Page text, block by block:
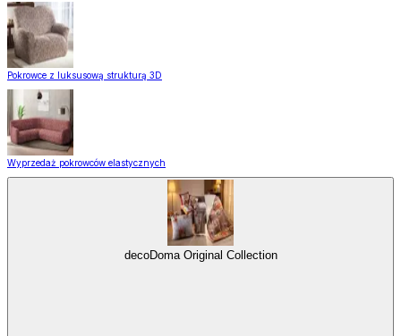
Pokrowce z luksusową strukturą 3D
Wyprzedaż pokrowców elastycznych
decoDoma Original Collection